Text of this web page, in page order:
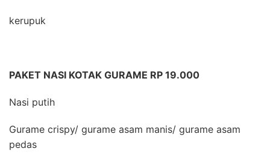
kerupuk
PAKET NASI KOTAK GURAME RP 19.000
Nasi putih
Gurame crispy/ gurame asam manis/ gurame asam
pedas